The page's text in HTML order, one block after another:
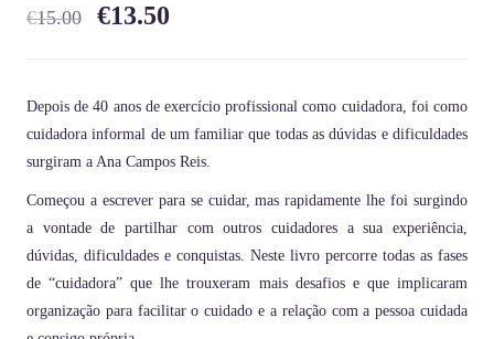
€15.00 €13.50
Depois de 40 anos de exercício profissional como cuidadora, foi como
cuidadora informal de um familiar que todas as dúvidas e dificuldades
surgiram a Ana Campos Reis.
Começou a escrever para se cuidar, mas rapidamente lhe foi surgindo
a vontade de partilhar com outros cuidadores a sua experiência,
dúvidas, dificuldades e conquistas. Neste livro percorre todas as fases
de “cuidadora” que lhe trouxeram mais desafios e que implicaram
organização para facilitar o cuidado e a relação com a pessoa cuidada